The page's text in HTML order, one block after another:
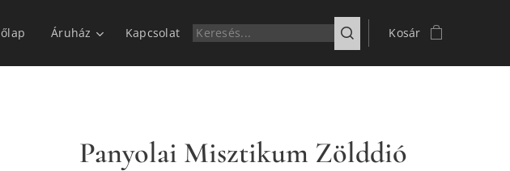
Áruház Kapcsolat Kosár
Panyolai Misztikum Zölddió